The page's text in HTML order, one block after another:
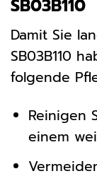
SB03B110
Damit Sie
SB03B110
folgende
Reinigen
einem